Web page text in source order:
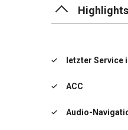
Highlights
letzter Service
ACC
Audio-